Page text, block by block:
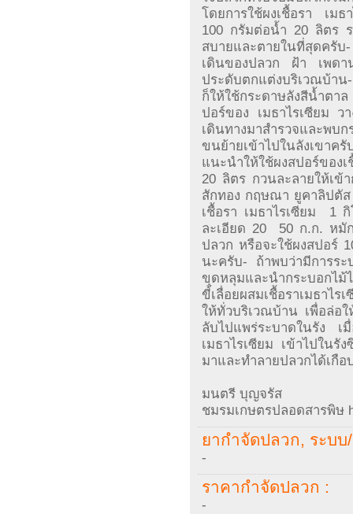
โดยการใช้ผงเชื้อรา เม
100 กรัมต่อน้ำ 20 ลิตร ร
สบายและตายในที่สุดครับ-
เดินของปลวก ฝ้า เพด
ประดับตกแต่งบริเวณบ้าน
ก็ให้ใช้กระดาษลังสีน้ำตา
ปอร์ของ เมธาไรเซียม
เดินทางมาสำรวจและพบ
ขนย้ายเข้าไปในลังเขาค
แนะนำให้ใช้ผงสปอร์ของเ
20 ลิตร กวนละลายให้เ
สักทอง กฤษณา ยูคาลิปตัส
เชื้อรา เมธาไรเซียม 
ละเอียด 20  50 ก.ก. ห
ปลวก หรือจะใช้ผงสปอร์
นะครับ- ถ้าพบว่ามีการระ
ขุดหลุมและนำกระบอกไม้
ขี้เลื่อยผสมเชื้อราเมธาไร
ให้ทั่วบริเวณบ้าน เพื่อล่อ
ลับไปแพร่ระบาดในรัง เ
เมธาไรเซียม เข้าไปในรั
มาและทำลายปลวกได้เกือ
มนตรี บุญจรัส
ชมรมเกษตรปลอดสารพิษ
ยากำจัดปลวก, ระบ
-
ราคากำจัดปลวก :
-